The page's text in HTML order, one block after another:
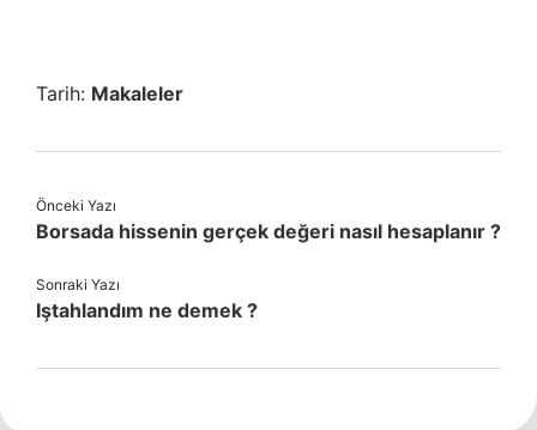
Tarih: Makaleler
Önceki Yazı
Borsada hissenin gerçek değeri nasıl hesaplanır ?
Sonraki Yazı
Iştahlandım ne demek ?